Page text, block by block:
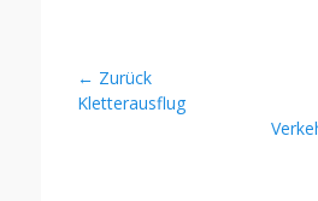
Beitragsnavigation
← Zurück
Vorheriger
Kletterausflug